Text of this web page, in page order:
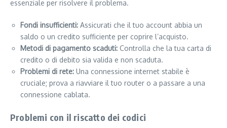
essenziale per risolvere il problema.
Fondi insufficienti: Assicurati che il tuo account abbia un
saldo o un credito sufficiente per coprire l’acquisto.
Metodi di pagamento scaduti: Controlla che la tua carta di
credito o di debito sia valida e non scaduta.
Problemi di rete: Una connessione internet stabile è
cruciale; prova a riavviare il tuo router o a passare a una
connessione cablata.
Problemi con il riscatto dei codici